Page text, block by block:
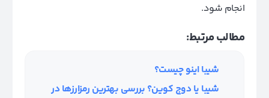
انجام شود.
مطالب مرتبط:
شیبا اینو چیست؟
شیبا یا دوج کوین؟ بررسی بهترین رمزارزها در